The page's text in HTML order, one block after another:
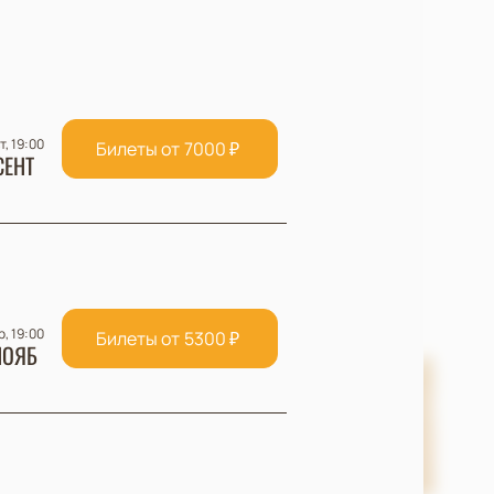
19:00 Билеты от 7000₽
19:00 Билеты от 5300₽